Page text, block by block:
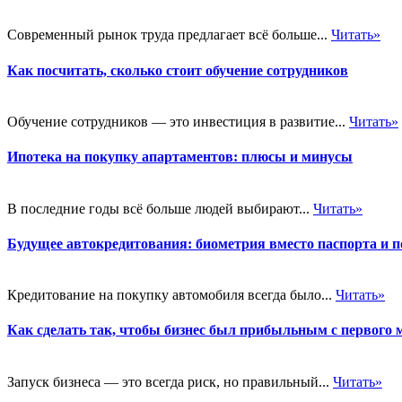
Современный рынок труда предлагает всё больше... Читать»
Как посчитать, сколько стоит обучение сотрудников
Обучение сотрудников — это инвестиция в развитие... Читать»
Ипотека на покупку апартаментов: плюсы и минусы
В последние годы всё больше людей выбирают... Читать»
Будущее автокредитования: биометрия вместо паспорта и
Кредитование на покупку автомобиля всегда было... Читать»
Как сделать так, чтобы бизнес был прибыльным с первого
Запуск бизнеса — это всегда риск, но правильный... Читать»